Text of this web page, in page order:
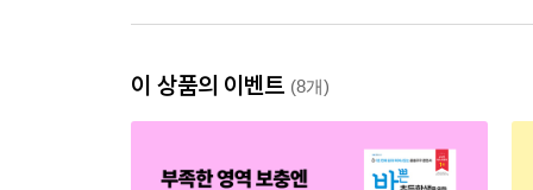
이 상품의 이벤트 (8개)